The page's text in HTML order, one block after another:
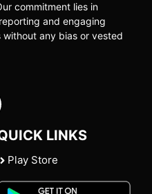
commitment lies in
and engaging
without any bias or vested
LINKS
Play Store